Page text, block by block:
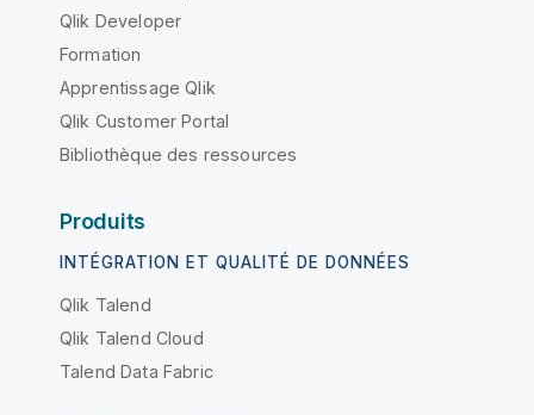
Qlik Developer
Formation
Apprentissage Qlik
Qlik Customer Portal
Bibliothèque des ressources
Produits
INTÉGRATION ET QUALITÉ DE DONNÉES
Qlik Talend
Qlik Talend Cloud
Talend Data Fabric